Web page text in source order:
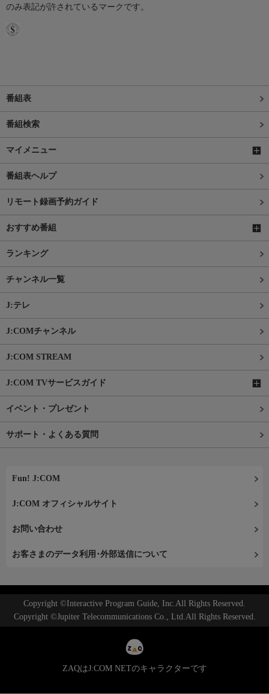
のみ表記が許されているマークです。
番組表
番組検索
マイメニュー
番組表ヘルプ
リモート録画予約ガイド
おすすめ番組
ランキング
チャンネル一覧
J:テレ
J:COMチャンネル
J:COM STREAM
J:COM TVサービスガイド
イベント・プレゼント
サポート・よくある質問
Fun! J:COM
J:COM オフィシャルサイト
お問い合わせ
お客さまのデータ利用･外部送信について
Copyright ©Interactive Program Guide, Inc.All Rights Reserved.
Copyright ©Jupiter Telecommunications Co., Ltd.All Rights Reserved.
ZAQはJ:COM NETのキャラクターです